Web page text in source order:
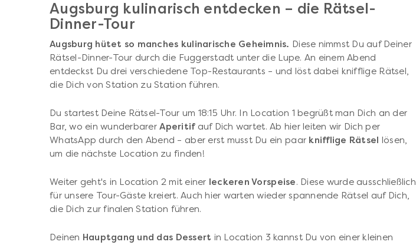
Augsburg kulinarisch entdecken – die Rätsel-
Dinner-Tour
Augsburg hütet so manches kulinarische Geheimnis. Diese nimmst Du auf Deiner
Rätsel-Dinner-Tour durch die Fuggerstadt unter die Lupe. An einem Abend
entdeckst Du drei verschiedene Top-Restaurants – und löst dabei knifflige Rätsel,
die Dich von Station zu Station führen.
Du startest Deine Rätsel-Tour um 18:15 Uhr. In Location 1 begrüßt man Dich an der
Bar, wo ein wunderbarerAperitifauf Dich wartet. Ab hier leiten wir Dich per
WhatsApp durch den Abend – aber erst musst Du ein paar knifflige Rätsel lösen,
um die nächste Location zu finden!
Weiter geht's in Location 2 mit einer leckeren Vorspeise. Diese wurde ausschließlich
für unsere Tour-Gäste kreiert. Auch hier warten wieder spannende Rätsel auf Dich,
die Dich zur finalen Station führen.
Deinen Hauptgang und das Dessert in Location 3 kannst Du von einer kleinen